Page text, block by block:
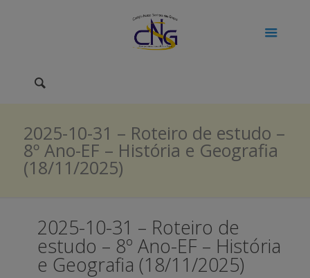
2025-10-31 – Roteiro de estudo –
8º Ano-EF – História e Geografia
(18/11/2025)
2025-10-31 – Roteiro de
estudo – 8º Ano-EF – História
e Geografia (18/11/2025)